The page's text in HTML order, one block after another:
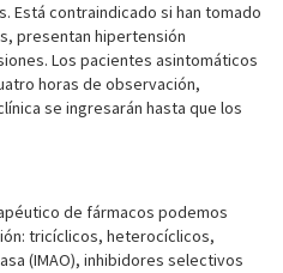
Está contraindicado si han tomado
presentan hipertensión
Los pacientes asintomáticos
horas de observación,
se ingresarán hasta que los
de fármacos podemos
tricíclicos, heterocíclicos,
(IMAO), inhibidores selectivos